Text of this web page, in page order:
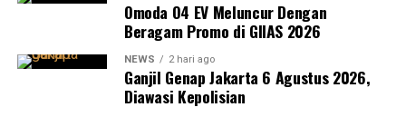
Omoda O4 EV Meluncur Dengan
Beragam Promo di GIIAS 2026
NEWS 2 hari ago
Ganjil Genap Jakarta 6 Agustus 2026,
Diawasi Kepolisian